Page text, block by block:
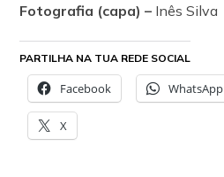
Fotografia (capa) – Inês Silva
PARTILHA NA TUA REDE SOCIAL
Facebook WhatsApp
X